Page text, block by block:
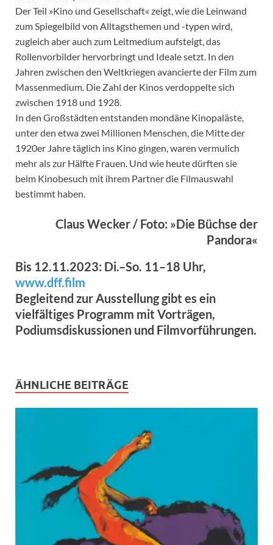
Der Teil »Kino und Gesellschaft« zeigt, wie die Leinwand
zum Spiegelbild von Alltagsthemen und -typen wird,
zugleich aber auch zum Leitmedium aufsteigt, das
Rollenvorbilder hervorbringt und Ideale setzt. In den
Jahren zwischen den Weltkriegen avancierte der Film zum
Massenmedium. Die Zahl der Kinos verdoppelte sich
zwischen 1918 und 1928.
In den Großstädten entstanden mondäne Kinopaläste,
unter den etwa zwei Millionen Menschen, die Mitte der
1920er Jahre täglich ins Kino gingen, waren vermulich
mehr als zur Hälfte Frauen. Und wie heute dürften sie
beim Kinobesuch mit ihrem Partner die Filmauswahl
bestimmt haben.
Claus Wecker / Foto: »Die Büchse der
Pandora«
Bis 12.11.2023: Di.–So. 11–18 Uhr,
www.dff.film
Begleitend zur Ausstellung gibt es ein
vielfältiges Programm mit Vorträgen,
Podiumsdiskussionen und Filmvorführungen.
ÄHNLICHE BEITRÄGE